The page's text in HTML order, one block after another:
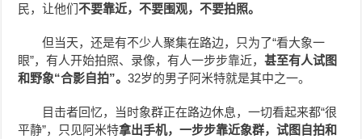
民，让他们不要靠近，不要围观，不要拍照。
但当天，还是有不少人聚集在路边，只为了“看大象一
眼”，有人开始拍照、录像，有人一步步靠近，甚至有人试图
和野象“合影自拍”。32岁的男子阿米特就是其中之一。
目击者回忆，当时象群正在路边休息，一切看起来都“很
平静”，只见阿米特拿出手机，一步步靠近象群，试图自拍和